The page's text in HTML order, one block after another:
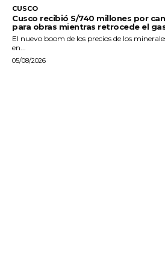
CUSCO
Cusco recibió S/740 millones por
para obras mientras retrocede el
El nuevo boom de los precios de los
en...
05/08/2026